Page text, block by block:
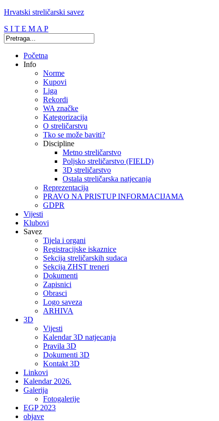
Hrvatski streličarski savez
S I T E M A P
Početna
Info
Norme
Kupovi
Liga
Rekordi
WA značke
Kategorizacija
O streličarstvu
Tko se može baviti?
Discipline
Metno streličarstvo
Poljsko streličarstvo (FIELD)
3D streličarstvo
Ostala streličarska natjecanja
Reprezentacija
PRAVO NA PRISTUP INFORMACIJAMA
GDPR
Vijesti
Klubovi
Savez
Tijela i organi
Registracijske iskaznice
Sekcija streličarskih sudaca
Sekcija ZHST treneri
Dokumenti
Zapisnici
Obrasci
Logo saveza
ARHIVA
3D
Vijesti
Kalendar 3D natjecanja
Pravila 3D
Dokumenti 3D
Kontakt 3D
Linkovi
Kalendar 2026.
Galerija
Fotogalerije
EGP 2023
objave